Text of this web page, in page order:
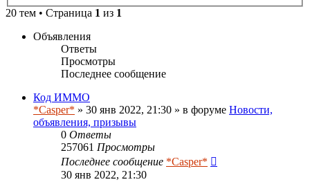
20 тем • Страница 1 из 1
Объявления
Ответы
Просмотры
Последнее сообщение
Код ИММО
*Casper* » 30 янв 2022, 21:30 » в форуме Новости,
объявления, призывы
0 Ответы
257061 Просмотры
Последнее сообщение *Casper*
30 янв 2022, 21:30